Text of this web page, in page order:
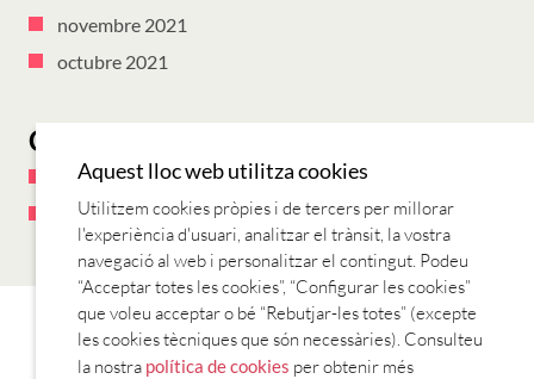
novembre 2021
octubre 2021
Categories
General
plantes i flors
CONTACTE EL BLOG QUÈ ÉS L’APUNT LINGÜÍSTIC?
SOBRE
NOSALTRES
Aquest lloc web utilitza cookies
Utilitzem cookies pròpies i de tercers per millorar
l'experiència d'usuari, analitzar el trànsit, la vostra
navegació al web i personalitzar el contingut. Podeu
“Acceptar totes les cookies”, “Configurar les cookies”
que voleu acceptar o bé “Rebutjar-les totes” (excepte
les cookies tècniques que són necessàries). Consulteu
la nostra política de cookies per obtenir més